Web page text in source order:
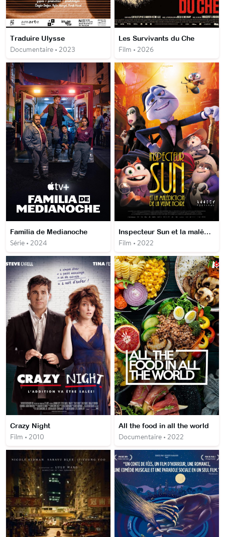
Traduire Ulysse
Documentaire • 2023
Les Survivants du Che
Film • 2026
Familia de Medianoche
Série • 2024
Inspecteur Sun et la malédiction de la veuve noire
Film • 2022
Crazy Night
Film • 2010
All the food in all the world
Documentaire • 2022